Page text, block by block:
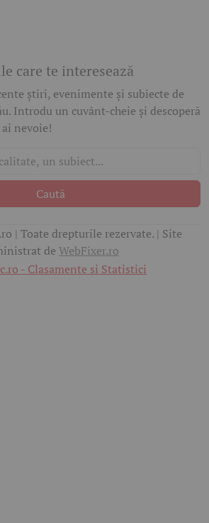
care te interesează
știri, evenimente și subiecte de
Introdu un cuvânt-cheie și descoperă
nevoie!
Caută
| Toate drepturile rezervate. | Site
de WebFixer.ro